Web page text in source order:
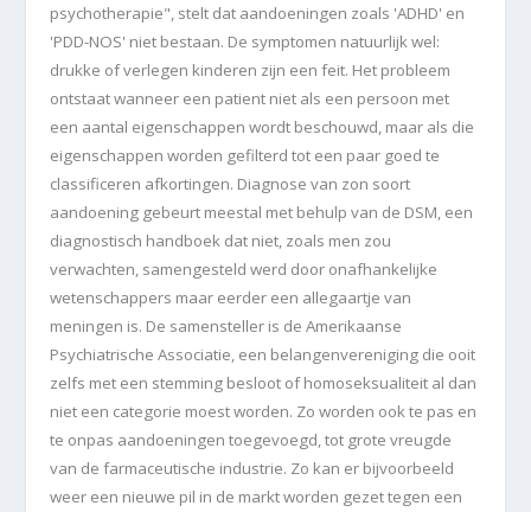
psychotherapie", stelt dat aandoeningen zoals 'ADHD' en
'PDD-NOS' niet bestaan. De symptomen natuurlijk wel:
drukke of verlegen kinderen zijn een feit. Het probleem
ontstaat wanneer een patient niet als een persoon met
een aantal eigenschappen wordt beschouwd, maar als die
eigenschappen worden gefilterd tot een paar goed te
classificeren afkortingen. Diagnose van zon soort
aandoening gebeurt meestal met behulp van de DSM, een
diagnostisch handboek dat niet, zoals men zou
verwachten, samengesteld werd door onafhankelijke
wetenschappers maar eerder een allegaartje van
meningen is. De samensteller is de Amerikaanse
Psychiatrische Associatie, een belangenvereniging die ooit
zelfs met een stemming besloot of homoseksualiteit al dan
niet een categorie moest worden. Zo worden ook te pas en
te onpas aandoeningen toegevoegd, tot grote vreugde
van de farmaceutische industrie. Zo kan er bijvoorbeeld
weer een nieuwe pil in de markt worden gezet tegen een